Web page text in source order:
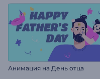
Анимация на День отца